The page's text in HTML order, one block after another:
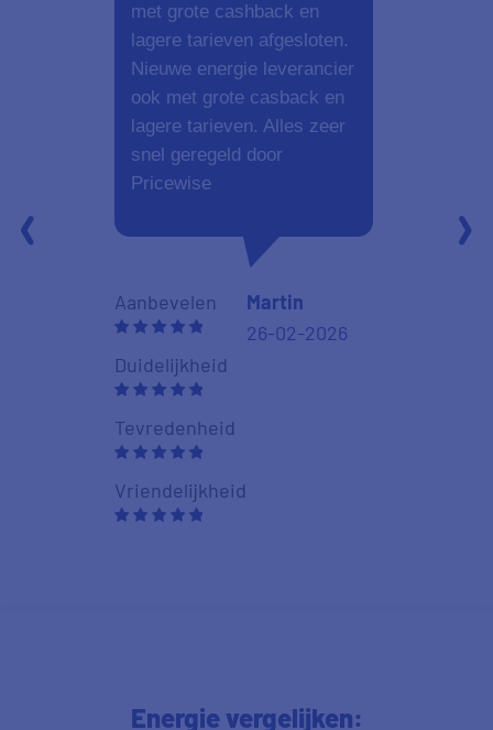
met grote cashback en
lagere tarieven afgesloten.
Nieuwe energie leverancier
ook met grote casback en
lagere tarieven. Alles zeer
snel geregeld door
Pricewise
Aanbevelen
Duidelijkheid
Tevredenheid
Vriendelijkheid
Martin
26-02-2026
Aanbevelen
Energie vergelijken: